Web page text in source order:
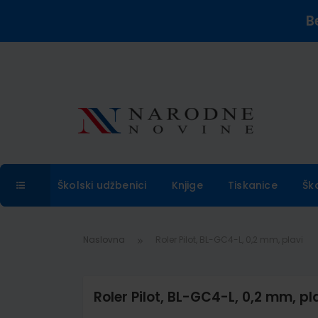
Školski udžbenici Knjige Tiskanice
Naslovna
Roler Pilot, BL-GC4-L, 0,2 mm,